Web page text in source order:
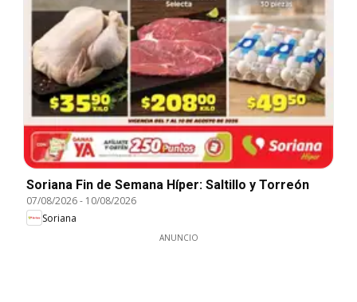
Soriana Fin de Semana Híper: Saltillo y Torreón
07/08/2026- 10/08/2026
Soriana
ANUNCIO